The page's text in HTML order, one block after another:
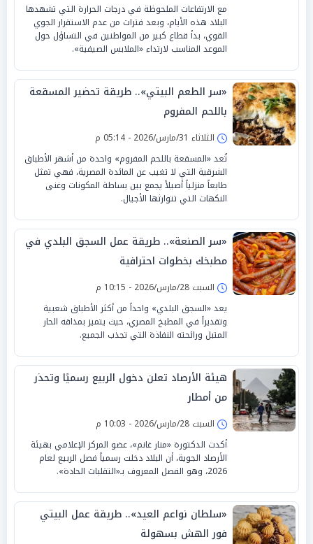
مع الارتفاعات الملحوظة في درجات الحرارة التي تشهدها
البلاد هذه الأيام، وبعد فترات من عدم الاستقرار الجوي
القوي، بدأ قطاع كبير من المواطنين في التساؤل حول
الموعد المناسب لارتداء «الملابس الصيفية».
«سر الطعم البيتي».. طريقة تحضير المسقعة
باللحم المفروم
الثلاثاء 31/مارس/2026 - 05:14 م
تُعد «المسقعة باللحم المفروم» واحدة من أشهر الأطباق
الشرقية التي لا تغيب عن المائدة المصرية، فهي تمثل
طابعاً منزلياً أصيلاً يجمع بين بساطة المكونات وغنى
النكهات التي تتوارثها الأجيال.
«سر الصنعة».. طريقة عمل السجق البلدي في
مطبخك بخطوات احترافية
السبت 28/مارس/2026 - 10:15 م
يعد «السجق البلدي» واحداً من أكثر الأطباق شعبية
وتقديراً في المطبخ المصري، حيث يتميز بمذاقه الحار
المتبل ورائحته النفاذة التي تجذب الجميع.
هيئة الأرصاد تعلن دخول الربيع رسميًا وتحذر
من أمطار
السبت 28/مارس/2026 - 10:03 م
أكدت الدكتورة «منار غانم»، عضو المركز الإعلامي بهيئة
الأرصاد الجوية، أن البلاد دخلت رسمياً فصل الربيع لعام
2026، وهو الفصل المعروف بـ«التقلبات الحادة».
«سلطان نواعم العيد».. طريقة عمل البيتي
فور الهش بسهولة